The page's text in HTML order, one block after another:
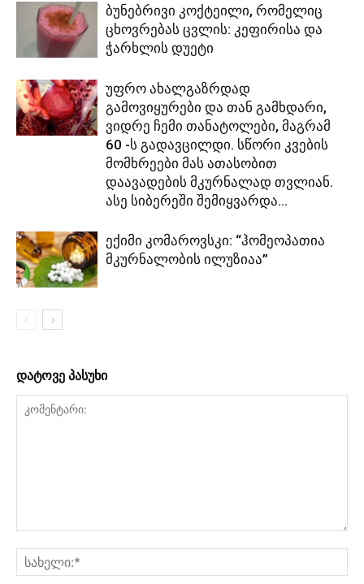
ბუნებრივი კოქტეილი, რომელიც
ცხოვრებას ცვლის: კეფირისა და
ჭარხლის დუეტი
უფრო ახალგაზრდად
გამოვიყურები და თან გამხდარი,
ვიდრე ჩემი თანატოლები, მაგრამ
60 -ს გადავცილდი. სწორი კვების
მომხრეები მას ათასობით
დაავადების მკურნალად თვლიან.
ასე სიბერეში შემიყვარდა...
ექიმი კომაროვსკი: “ჰომეოპათია
მკურნალობის ილუზიაა”
დატოვე პასუხი